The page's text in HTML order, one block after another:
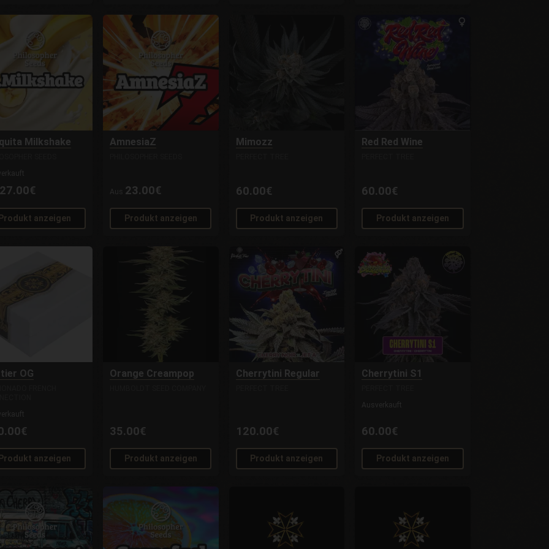
Milkshake
27.00€
Produkt anzeigen
AmnesiaZ
Aus 23.00€
Produkt anzeigen
Mimozz
60.00€
Produkt anzeigen
Red Red Wine
60.00€
Produkt anzeigen
OG
Produkt anzeigen
Orange Creampop
35.00€
Produkt anzeigen
Cherrytini Regular
120.00€
Produkt anzeigen
Cherrytini S1
Ausverkauft
60.00€
Produkt anzeigen